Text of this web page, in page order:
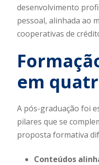
desenvolvimento
pessoal, alinhada ao
cooperativas de
em
A pós-graduação foi
pilares que se
proposta formativa
Conteúdos